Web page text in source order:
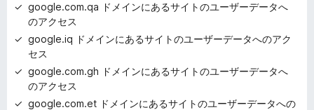
google.com.qa ドメインにあるサイトのユーザーデータへ
のアクセス
google.iq ドメインにあるサイトのユーザーデータへのアク
セス
google.com.gh ドメインにあるサイトのユーザーデータへ
のアクセス
google.com.et ドメインにあるサイトのユーザーデータへの